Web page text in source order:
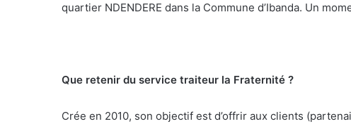
quartier NDENDERE dans la Commune d’Ibanda. Un
Que retenir du service traiteur la Fraternité ?
Crée en 2010, son objectif est d’offrir aux clients